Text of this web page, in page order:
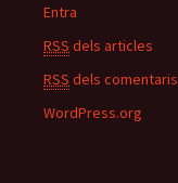
Entra
RSS dels articles
RSS dels comentaris
WordPress.org